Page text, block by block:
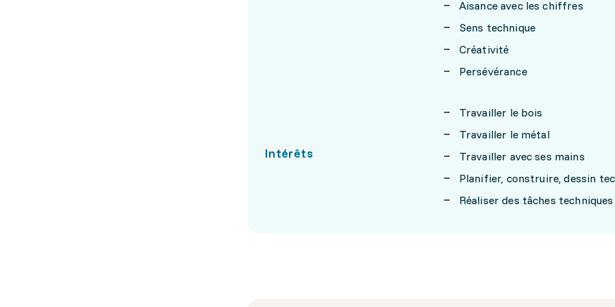
Aisance avec les chiffres
Sens technique
Créativité
Persévérance
Intérêts
Travailler le bois
Travailler le métal
Travailler avec ses mains
Planifier, construire, dessin
Réaliser des tâches techniques